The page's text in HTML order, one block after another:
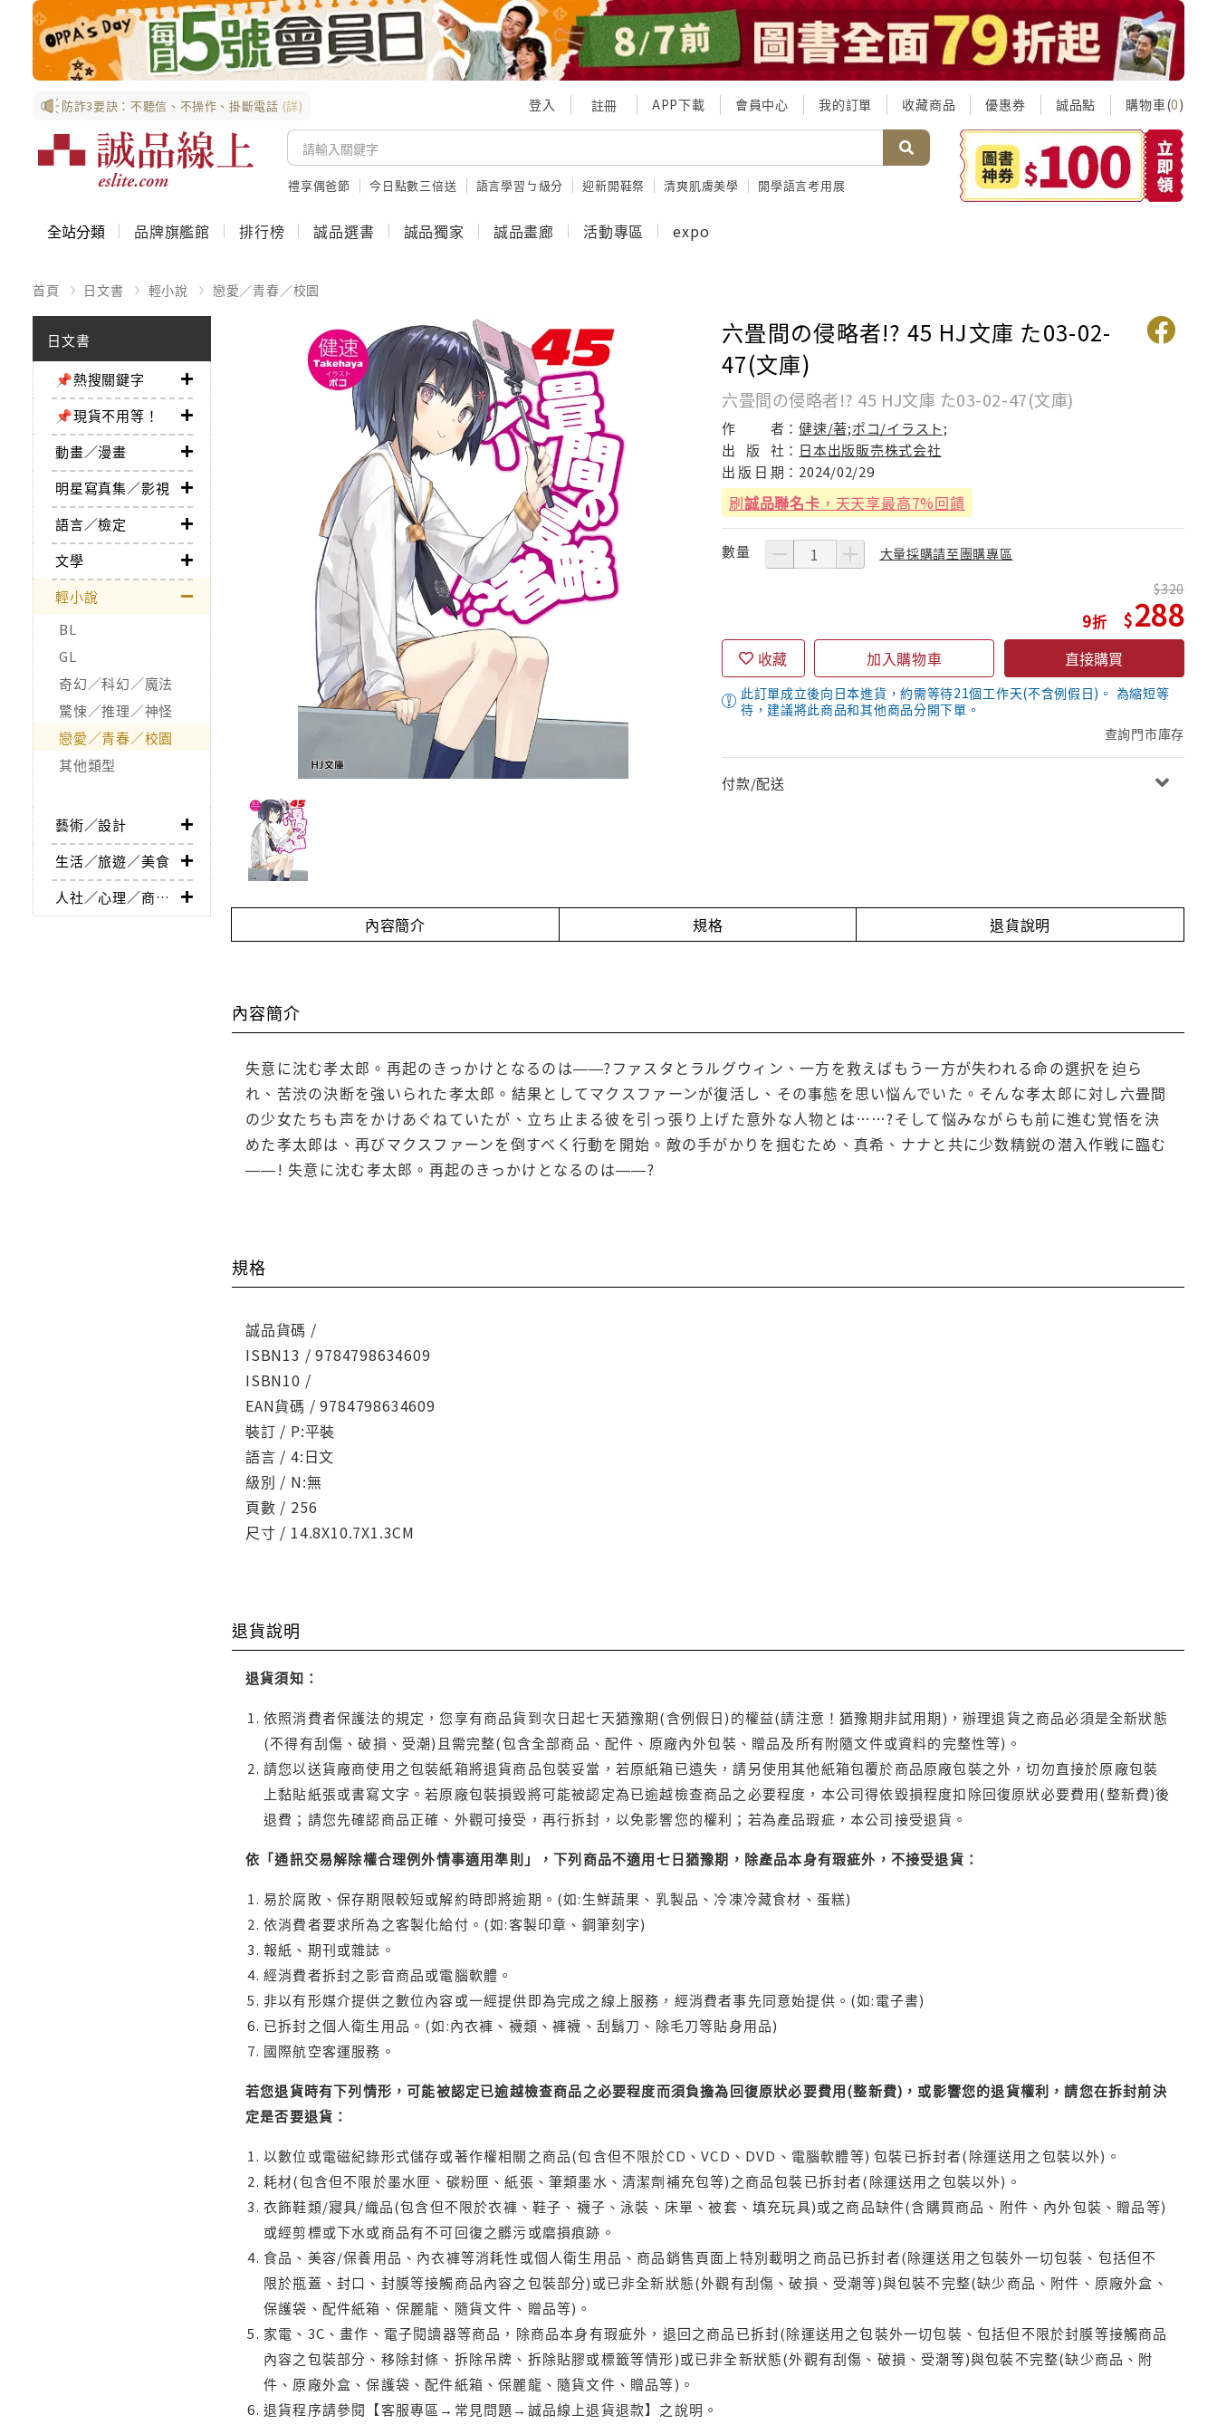
防詐3要訣：不聽信、不操作、掛斷電話 (詳) 登入 註冊 APP下載 會員中心 我的訂單 收藏商品 優惠券 誠品點 購物車(0)
禮享偶爸節 今日點數三倍送 語言學習ㄅ級分 迎新開鞋祭 清爽肌膚美學 開學語言考用展
全站分類 品牌旗艦館 排行榜 誠品選書 誠品獨家 誠品畫廊 活動專區 expo
首頁 日文書 輕小說 戀愛／青春／校園
日文書
📌熱搜關鍵字
📌現貨不用等！
動畫／漫畫
明星寫真集／影視
語言／檢定
文學
輕小說
BL
GL
奇幻／科幻／魔法
驚悚／推理／神怪
戀愛／青春／校園
其他類型
藝術／設計
生活／旅遊／美食
人社／心理／商業／其他
六畳間の侵略者!? 45 HJ文庫 た03-02-
47(文庫)
六畳間の侵略者!? 45 HJ文庫 た03-02-47(文庫)
作 者：健速/著;ポコ/イラスト;
出
版 社： 日本出版販売株式会社
出 版 日 期： 2024/02/29
刷誠品聯名卡 ，天天享最高7%回饋
數量 大量採購請至團購專區
9
320
288
收藏 加入購物車 直接購買
此訂單成立後向日本進貨，約需等待21個工作天(不含例假日)。 為縮短等
待，建議將此商品和其他商品分開下單。
查詢門市庫存
付款/配送
內容簡介 規格 退貨說明
內容簡介
失意に沈む孝太郎。再起のきっかけとなるのは――?ファスタとラルグウィン、一方を救えばもう一方が失われる命の選択を迫ら
れ、苦渋の決断を強いられた孝太郎。結果としてマクスファーンが復活し、その事態を思い悩んでいた。そんな孝太郎に対し六畳間
の少女たちも声をかけあぐねていたが、立ち止まる彼を引っ張り上げた意外な人物とは……?そして悩みながらも前に進む覚悟を決
めた孝太郎は、再びマクスファーンを倒すべく行動を開始。敵の手がかりを掴むため、真希、ナナと共に少数精鋭の潜入作戦に臨む
――! 失意に沈む孝太郎。再起のきっかけとなるのは――?
規格
誠品貨碼 /
ISBN13 / 9784798634609
ISBN10 /
EAN貨碼 / 9784798634609
裝訂 / P:平裝
語言 / 4:日文
級別 / N:無
頁數 / 256
尺寸 / 14.8X10.7X1.3CM
退貨說明
退貨須知：
依照消費者保護法的規定，您享有商品貨到次日起七天猶豫期(含例假日)的權益(請注意！猶豫期非試用期)，辦理退貨之商品必須是全新狀態
(不得有刮傷、破損、受潮)且需完整(包含全部商品、配件、原廠內外包裝、贈品及所有附隨文件或資料的完整性等)。
請您以送貨廠商使用之包裝紙箱將退貨商品包裝妥當，若原紙箱已遺失，請另使用其他紙箱包覆於商品原廠包裝之外，切勿直接於原廠包裝
上黏貼紙張或書寫文字。若原廠包裝損毀將可能被認定為已逾越檢查商品之必要程度，本公司得依毀損程度扣除回復原狀必要費用(整新費)後
退費；請您先確認商品正確、外觀可接受，再行拆封，以免影響您的權利；若為產品瑕疵，本公司接受退貨。
依「通訊交易解除權合理例外情事適用準則」，下列商品不適用七日猶豫期，除產品本身有瑕疵外，不接受退貨：
易於腐敗、保存期限較短或解約時即將逾期。(如:生鮮蔬果、乳製品、冷凍冷藏食材、蛋糕)
依消費者要求所為之客製化給付。(如:客製印章、鋼筆刻字)
報紙、期刊或雜誌。
經消費者拆封之影音商品或電腦軟體。
非以有形媒介提供之數位內容或一經提供即為完成之線上服務，經消費者事先同意始提供。(如:電子書)
已拆封之個人衛生用品。(如:內衣褲、襪類、褲襪、刮鬍刀、除毛刀等貼身用品)
國際航空客運服務。
若您退貨時有下列情形，可能被認定已逾越檢查商品之必要程度而須負擔為回復原狀必要費用(整新費)，或影響您的退貨權利，請您在拆封前決
定是否要退貨：
以數位或電磁紀錄形式儲存或著作權相關之商品(包含但不限於CD、VCD、DVD、電腦軟體等) 包裝已拆封者(除運送用之包裝以外)。
耗材(包含但不限於墨水匣、碳粉匣、紙張、筆類墨水、清潔劑補充包等)之商品包裝已拆封者(除運送用之包裝以外)。
衣飾鞋類/寢具/織品(包含但不限於衣褲、鞋子、襪子、泳裝、床單、被套、填充玩具)或之商品缺件(含購買商品、附件、內外包裝、贈品等)
或經剪標或下水或商品有不可回復之髒污或磨損痕跡。
食品、美容/保養用品、內衣褲等消耗性或個人衛生用品、商品銷售頁面上特別載明之商品已拆封者(除運送用之包裝外一切包裝、包括但不
限於瓶蓋、封口、封膜等接觸商品內容之包裝部分)或已非全新狀態(外觀有刮傷、破損、受潮等)與包裝不完整(缺少商品、附件、原廠外盒、
保護袋、配件紙箱、保麗龍、隨貨文件、贈品等)。
家電、3C、畫作、電子閱讀器等商品，除商品本身有瑕疵外，退回之商品已拆封(除運送用之包裝外一切包裝、包括但不限於封膜等接觸商品
內容之包裝部分、移除封條、拆除吊牌、拆除貼膠或標籤等情形)或已非全新狀態(外觀有刮傷、破損、受潮等)與包裝不完整(缺少商品、附
件、原廠外盒、保護袋、配件紙箱、保麗龍、隨貨文件、贈品等)。
退貨程序請參閱【客服專區→常見問題→誠品線上退貨退款】之說明。